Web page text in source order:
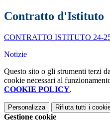
Contratto d'Istituto
CONTRATTO ISTITUTO 24-
Notizie
Questo sito o gli strumenti terzi
cookie necessari al
COOKIE POLICY.
Personalizza Rifiuta tutti i
Gestione cookie